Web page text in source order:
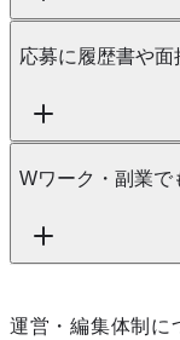
応募に履歴書や面
Wワーク・副業で
運営・編集体制に